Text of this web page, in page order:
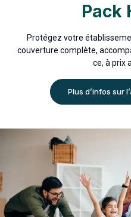
Pack
Protégez votre
couverture complète,
ce, à prix
Plus d’infos sur